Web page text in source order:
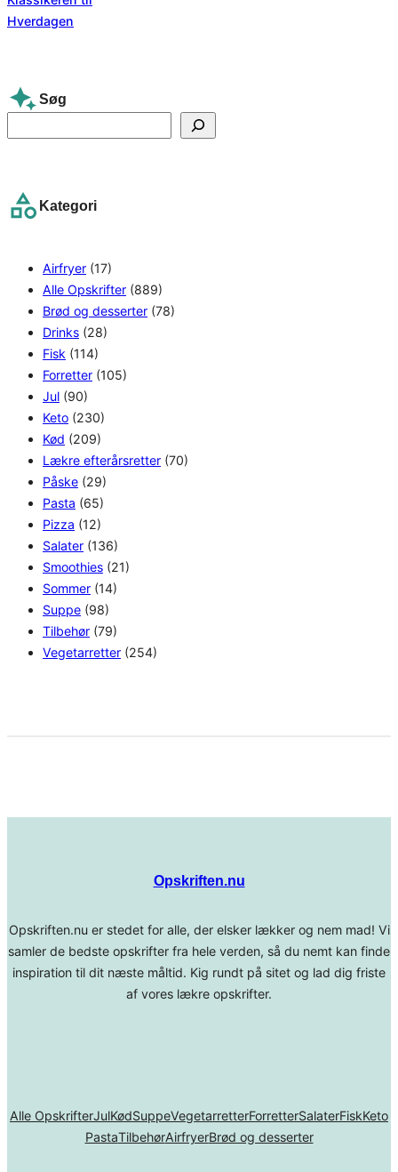
Søg
e
c
Kategori
Airfryer (17)
Alle Opskrifter (889)
Brød og desserter (78)
Drinks (28)
Fisk (114)
Forretter (105)
Jul (90)
Keto (230)
Kød (209)
Lækre efterårsretter (70)
Påske (29)
Pasta (65)
Pizza (12)
Salater (136)
Smoothies (21)
Sommer (14)
Suppe (98)
Tilbehør (79)
Vegetarretter (254)
Opskriften.nu
Opskriften.nu er stedet for alle, der elsker lækker og nem mad! Vi
samler de bedste opskrifter fra hele verden, så du nemt kan finde
inspiration til dit næste måltid. Kig rundt på sitet og lad dig friste
af vores lækre opskrifter.
Alle OpskrifterJulKødSuppeVegetarretterForretterSalaterFiskKeto
PastaTilbehørAirfryerBrød og desserter